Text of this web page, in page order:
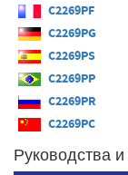
C2269PF
C2269PG
C2269PS
C2269PP
C2269PR
C2269PC
Руководства